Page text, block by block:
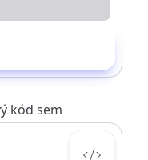
kód sem